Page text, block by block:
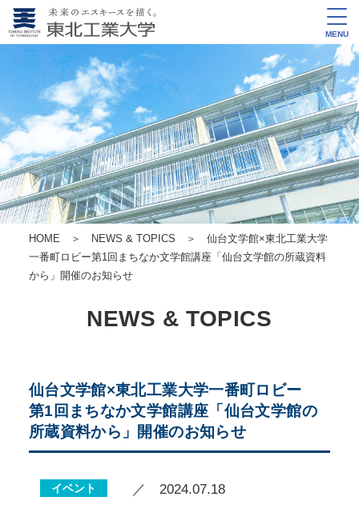
MENU
HOME ＞ NEWS & TOPICS ＞ 仙台文学館×東北工業大学
一番町ロビー第1回まちなか文学館講座「仙台文学館の所蔵資料
から」開催のお知らせ
NEWS & TOPICS
仙台文学館×東北工業大学一番町ロビー
第1回まちなか文学館講座「仙台文学館の
所蔵資料から」開催のお知らせ
イベント ／ 2024.07.18